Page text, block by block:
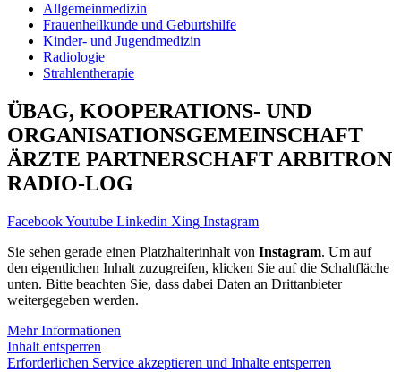
Allgemeinmedizin
Frauenheilkunde und Geburtshilfe
Kinder- und Jugendmedizin
Radiologie
Strahlentherapie
ÜBAG, KOOPERATIONS- UND
ORGANISATIONS­GEMEINSCHAFT
ÄRZTE PARTNERSCHAFT ARBITRON
RADIO-LOG
FacebookYoutube Linkedin Xing Instagram
Sie sehen gerade einen Platzhalterinhalt von Instagram. Um auf
den eigentlichen Inhalt zuzugreifen, klicken Sie auf die Schaltfläche
unten. Bitte beachten Sie, dass dabei Daten an Drittanbieter
weitergegeben werden.
Mehr Informationen
Inhalt entsperren
Erforderlichen Service akzeptieren und Inhalte entsperren